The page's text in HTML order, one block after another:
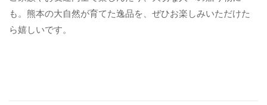
も。熊本の大自然が育てた逸品を、ぜひお楽しみいただけた
ら嬉しいです。